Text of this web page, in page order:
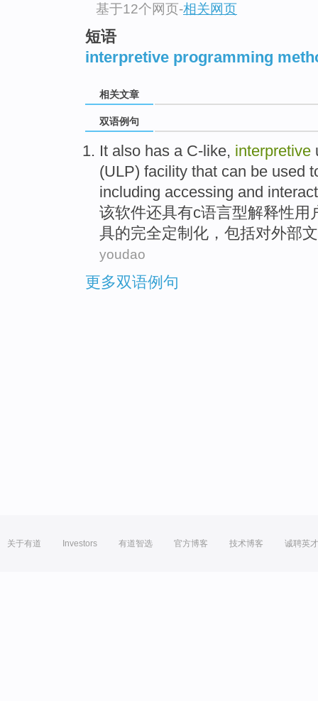
基于12个网页-相关网页
短语
interpretive programming
相关文章
双语例句
It also has a C-like, interpretive
(ULP) facility that can be used
including accessing and
该软件还具有c语言型解释性用
具的完全定制 化， 包括对外部
youdao
更多双语例句
关于有道 Investors 有道智选 官方博客 技术博客 诚聘英才